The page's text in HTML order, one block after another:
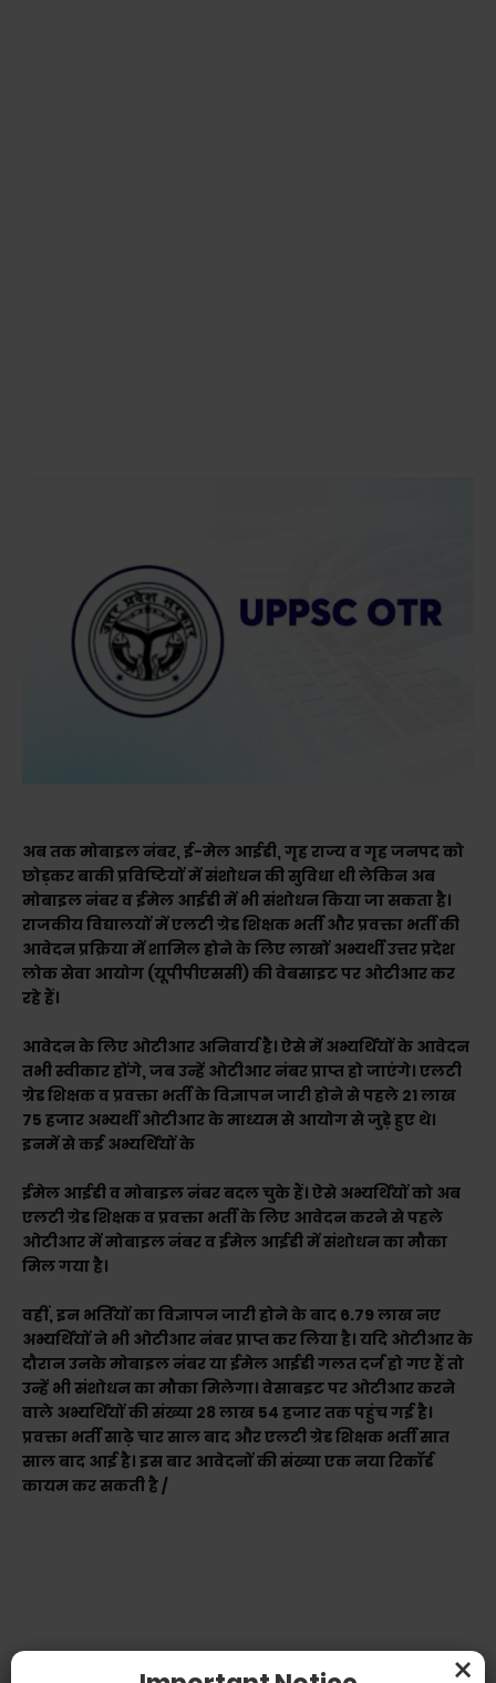
अब तक मोबाइल नंबर, ई-मेल आईडी, गृह राज्य व गृह जनपद को
छोड़कर बाकी प्रविष्टियों में संशोधन की सुविधा थी लेकिन अब
मोबाइल नंबर व ईमेल आईडी में भी संशोधन किया जा सकता है।
राजकीय विद्यालयों में एलटी ग्रेड शिक्षक भर्ती और प्रवक्ता भर्ती की
आवेदन प्रक्रिया में शामिल होने के लिए लाखों अभ्यर्थी उत्तर प्रदेश
लोक सेवा आयोग (यूपीपीएससी) की वेबसाइट पर ओटीआर कर
रहे हैं।
आवेदन के लिए ओटीआर अनिवार्य है। ऐसे में अभ्यर्थियों के आवेदन
तभी स्वीकार होंगे, जब उन्हें ओटीआर नंबर प्राप्त हो जाएंगे। एलटी
ग्रेड शिक्षक व प्रवक्ता भर्ती के विज्ञापन जारी होने से पहले 21 लाख
75 हजार अभ्यर्थी ओटीआर के माध्यम से आयोग से जुड़े हुए थे।
इनमें से कई अभ्यर्थियों के
ईमेल आईडी व मोबाइल नंबर बदल चुके हैं। ऐसे अभ्यर्थियों को अब
एलटी ग्रेड शिक्षक व प्रवक्ता भर्ती के लिए आवेदन करने से पहले
ओटीआर में मोबाइल नंबर व ईमेल आईडी में संशोधन का मौका
मिल गया है।
वहीं, इन भर्तियों का विज्ञापन जारी होने के बाद 6.79 लाख नए
अभ्यर्थियों ने भी ओटीआर नंबर प्राप्त कर लिया है। यदि ओटीआर के
दौरान उनके मोबाइल नंबर या ईमेल आईडी गलत दर्ज हो गए हैं तो
उन्हें भी संशोधन का मौका मिलेगा। वेसाबइट पर ओटीआर करने
वाले अभ्यर्थियों की संख्या 28 लाख 54 हजार तक पहुंच गई है।
प्रवक्ता भर्ती साढ़े चार साल बाद और एलटी ग्रेड शिक्षक भर्ती सात
साल बाद आई है। इस बार आवेदनों की संख्या एक नया रिकॉर्ड
कायम कर सकती है /
×